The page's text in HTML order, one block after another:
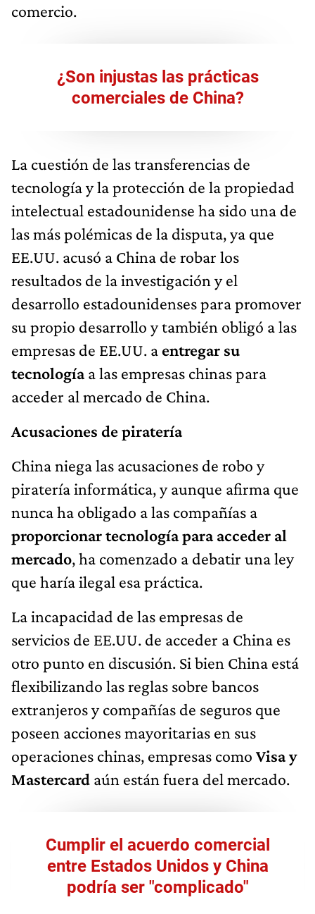
comercio.
¿Son injustas las prácticas
comerciales de China?
La cuestión de las transferencias de
tecnología y la protección de la propiedad
intelectual estadounidense ha sido una de
las más polémicas de la disputa, ya que
EE.UU. acusó a China de robar los
resultados de la investigación y el
desarrollo estadounidenses para promover
su propio desarrollo y también obligó a las
empresas de EE.UU. a entregar su
tecnologíaa las empresas chinas para
acceder al mercado de China.
Acusaciones de piratería
China niega las acusaciones de robo y
piratería informática, y aunque afirma que
nunca ha obligado a las compañías a
proporcionar tecnología para acceder al
mercado, ha comenzado a debatir una ley
que haría ilegal esa práctica.
La incapacidad de las empresas de
servicios de EE.UU. de acceder a China es
otro punto en discusión. Si bien China está
flexibilizando las reglas sobre bancos
extranjeros y compañías de seguros que
poseen acciones mayoritarias en sus
operaciones chinas, empresas como Visa y
Mastercard aún están fuera del mercado.
Cumplir el acuerdo comercial
entre Estados Unidos y China
podría ser "complicado"